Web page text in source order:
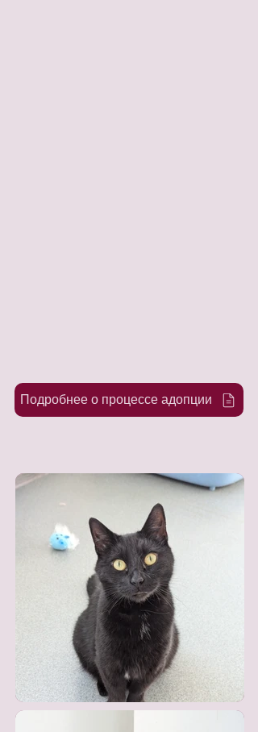
Подробнее о процессе адопции